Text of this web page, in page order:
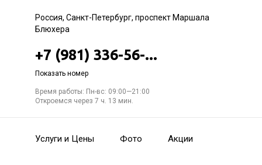
Россия, Санкт-Петербург, проспект Маршала
Блюхера
+7 (981) 336-56-...
Показать номер
Время работы: Пн-вс: 09:00—21:00
Откроемся через 7 ч. 13 мин.
Услуги и Цены Фото Акции